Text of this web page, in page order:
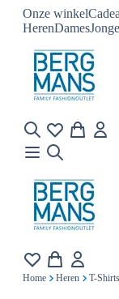
Onze winkel
HerenDames
Home Heren T-